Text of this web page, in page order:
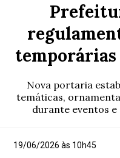
temporárias
Nova portaria
temáticas,
durante eventos
19/06/2026 às 10h45